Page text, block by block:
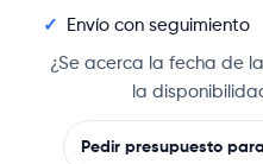
Envío con seguimiento
¿Se acerca la fecha de
la
Pedir presupuesto